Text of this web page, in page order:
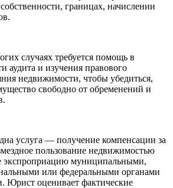
границах, начислении
случаях требуется помощь в
аудита и изучения правового
недвижимости, чтобы убедиться,
свободно от обременений и
услуга — получение компенсации за
пользование недвижимостью
экспроприацию муниципальными,
или федеральными органами
Юрист оценивает фактические